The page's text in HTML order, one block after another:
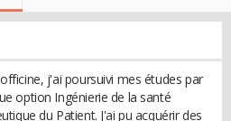
j'ai poursuivi mes études par
option Ingénierie de la santé
du Patient. J'ai pu acquérir des